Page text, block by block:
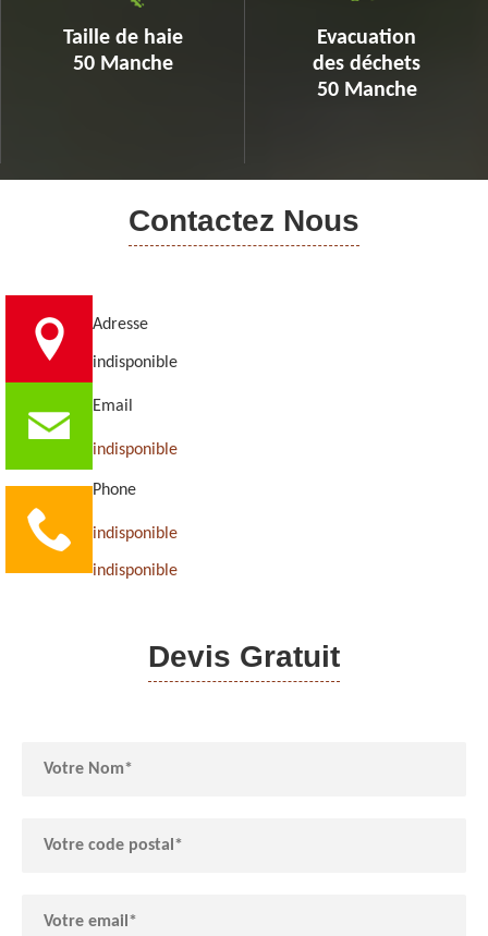
Taille de haie
50 Manche
Evacuation
des déchets
50 Manche
Contactez Nous
Adresse
indisponible
Email
indisponible
Phone
indisponible
indisponible
Devis Gratuit